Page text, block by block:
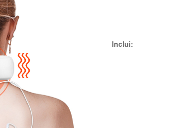
Inclui: